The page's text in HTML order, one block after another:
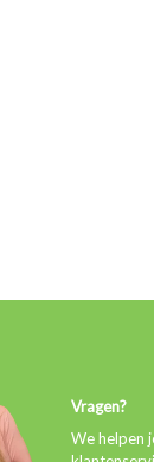
Vragen?
We helpen